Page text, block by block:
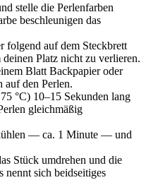
stelle die Perlenfarben
beschleunigen das
folgend auf dem Steckbrett
Platz nicht zu verlieren.
Blatt Backpapier oder
den Perlen.
°C) 10–15 Sekunden lang
gleichmäßig
— ca. 1 Minute — und
Stück umdrehen und die
nennt sich beidseitiges